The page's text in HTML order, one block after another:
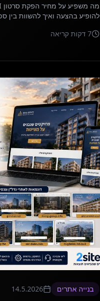
להופיע בהצעה ואיך להשוות בין
7דקות קריאה
בנייה אתרים 14.5.2026